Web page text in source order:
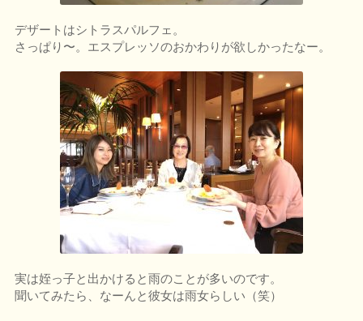
デザートはシトラスパルフェ。
さっぱり〜。エスプレッソのおかわりが欲しかったなー。
実は姪っ子と出かけると雨のことが多いのです。
聞いてみたら、なーんと彼女は雨女らしい（笑）